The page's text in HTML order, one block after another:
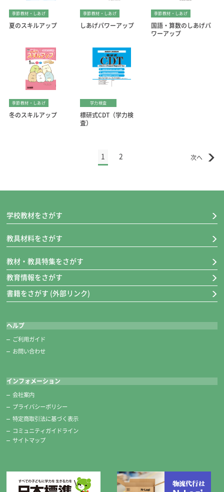
季節教材・しあげ
夏のスキルアップ
季節教材・しあげ
しあげパワーアップ
季節教材・しあげ
国語・算数のしあげパ
ワーアップ
季節教材・しあげ
冬のスキルアップ
学力検査
標研式CDT（学力検
査）
1 2
学校教材をさがす
教具材料をさがす
教材・教具特集をさがす
教育情報をさがす
書籍をさがす (外部リンク)
ヘルプ
ご利用ガイド
お問い合わせ
インフォメーション
会社案内
プライバシーポリシー
特定商取引法に基づく表示
コミュニティガイドライン
サイトマップ